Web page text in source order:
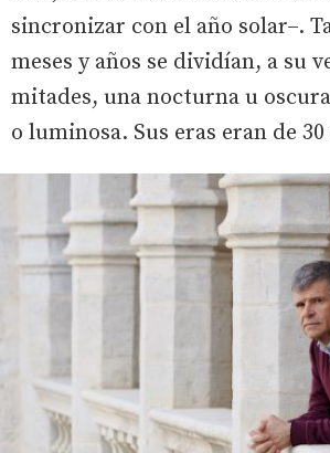
sincronizar con el año solar–.
meses y años se dividían, a su
mitades, una nocturna u
o luminosa. Sus eras eran de 30